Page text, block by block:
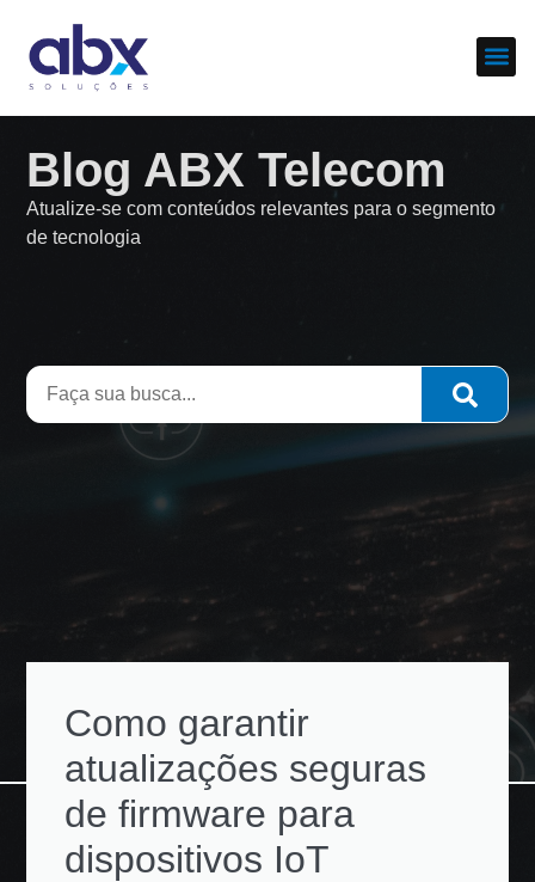
Blog ABX Telecom
Atualize-se com conteúdos relevantes para o segmento
de tecnologia
Como garantir
atualizações seguras
de firmware para
dispositivos IoT